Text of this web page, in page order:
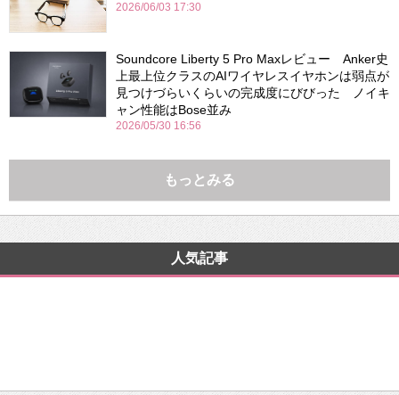
2026/06/03 17:30
Soundcore Liberty 5 Pro Maxレビュー Anker史
上最上位クラスのAIワイヤレスイヤホンは弱点が
見つけづらいくらいの完成度にびびった ノイキ
ャン性能はBose並み
2026/05/30 16:56
もっとみる
人気記事